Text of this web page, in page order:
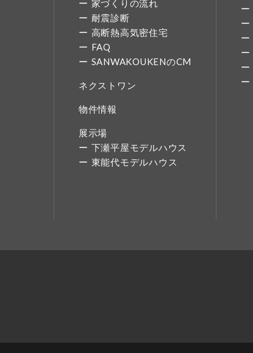
家づくりの流れ
耐震診断
高断熱高気密住宅
FAQ
SANWAKOUKENのCM
ネクストワン
物件情報
展示場
下瀬平屋モデルハウス
東能代モデルハウス